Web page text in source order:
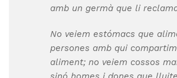
amb un germà que li
No veiem estómacs que
persones amb qui
aliment; no veiem cossos